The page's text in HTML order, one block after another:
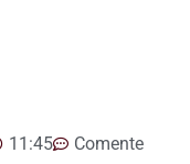
11:45 Comente